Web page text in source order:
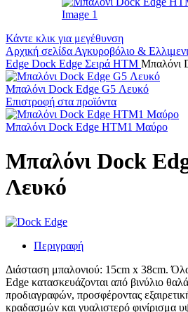
Κάντε κλικ για μεγέθυνση
Αρχική σελίδα Αγκυροβόλιο &
Edge Dock Edge Σειρά HTM Μπαλόνι
Μπαλόνι Dock Edge G5 Λευκό
Επιστροφή στα προϊόντα
Μπαλόνι Dock Edge ΗΤΜ1 Μαύρο
Μπαλόνι Dock
Λευκό
Περιγραφή
Διάσταση μπαλονιού: 15cm x 38cm.
Edge κατασκευάζονται από βινύλιο
προδιαγραφών, προσφέροντας
κραδασμών και γυαλιστερό φινίρισμα